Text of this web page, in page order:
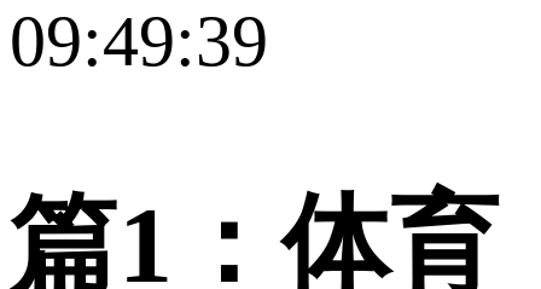
09:49:39
篇1：体育